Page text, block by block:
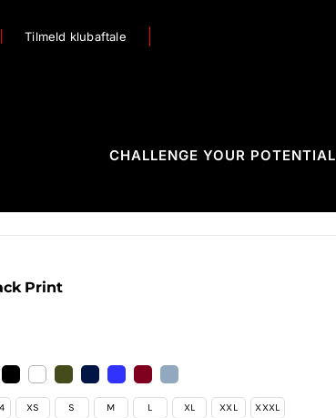
Tilmeld klubaftale
CHALLENGE YOUR POTENTIAL
Print
XS S M L XL XXL XXXL